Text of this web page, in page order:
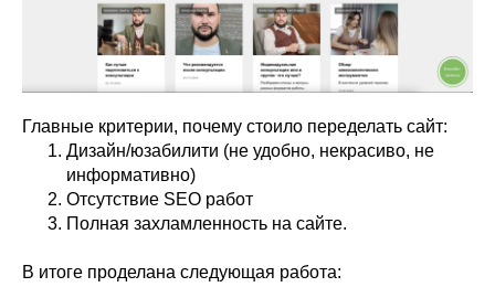
Главные критерии, почему стоило переделать сайт:
Дизайн/юзабилити (не удобно, некрасиво, не
информативно)
Отсутствие SEO работ
Полная захламленность на сайте.
В итоге проделана следующая работа: